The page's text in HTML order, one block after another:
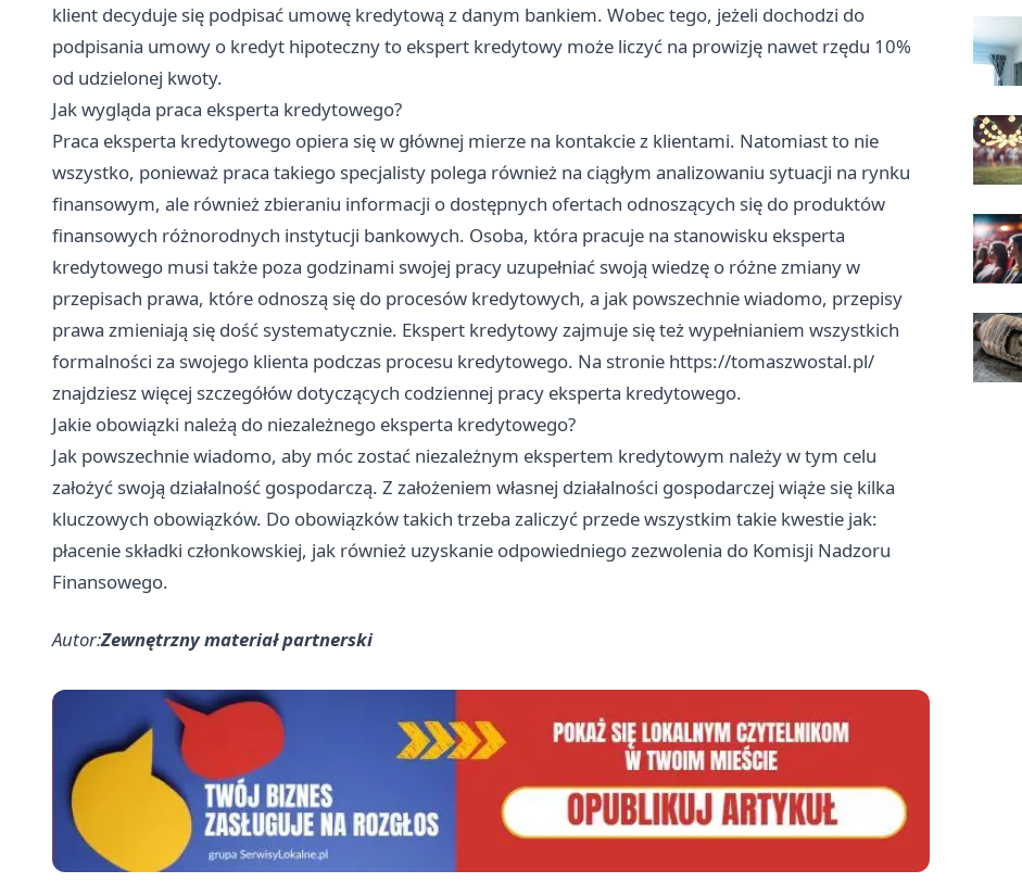
klient decyduje się podpisać umowę kredytową z danym bankiem. Wobec tego, jeżeli dochodzi do
podpisania umowy o kredyt hipoteczny to ekspert kredytowy może liczyć na prowizję nawet rzędu 10%
od udzielonej kwoty.
Jak wygląda praca eksperta kredytowego?
Praca eksperta kredytowego opiera się w głównej mierze na kontakcie z klientami. Natomiast to nie
wszystko, ponieważ praca takiego specjalisty polega również na ciągłym analizowaniu sytuacji na rynku
finansowym, ale również zbieraniu informacji o dostępnych ofertach odnoszących się do produktów
finansowych różnorodnych instytucji bankowych. Osoba, która pracuje na stanowisku eksperta
kredytowego musi także poza godzinami swojej pracy uzupełniać swoją wiedzę o różne zmiany w
przepisach prawa, które odnoszą się do procesów kredytowych, a jak powszechnie wiadomo, przepisy
prawa zmieniają się dość systematycznie. Ekspert kredytowy zajmuje się też wypełnianiem wszystkich
formalności za swojego klienta podczas procesu kredytowego. Na stronie https://tomaszwostal.pl/
znajdziesz więcej szczegółów dotyczących codziennej pracy eksperta kredytowego.
Jakie obowiązki należą do niezależnego eksperta kredytowego?
Jak powszechnie wiadomo, aby móc zostać niezależnym ekspertem kredytowym należy w tym celu
założyć swoją działalność gospodarczą. Z założeniem własnej działalności gospodarczej wiąże się kilka
kluczowych obowiązków. Do obowiązków takich trzeba zaliczyć przede wszystkim takie kwestie jak:
płacenie składki członkowskiej, jak również uzyskanie odpowiedniego zezwolenia do Komisji Nadzoru
Finansowego.
Autor:Zewnętrzny materiał partnerski